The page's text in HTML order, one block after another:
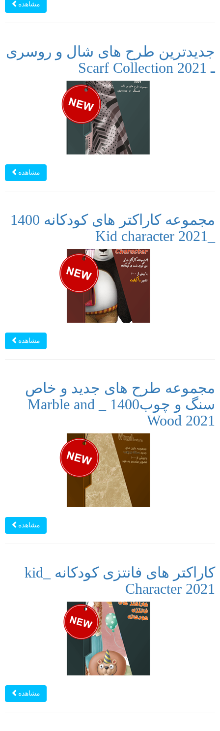
مشاهده
جدیدترین طرح های شال و روسری
ـ Scarf Collection 2021
مشاهده
مجموعه کاراکتر های کودکانه 1400
مشاهده
مجموعه طرح های جدید و خاص
سنگ و چوب1400 _ Marble and
Wood 2021
مشاهده
کاراکتر های فانتزی کودکانه _kid
Character 2021
مشاهده